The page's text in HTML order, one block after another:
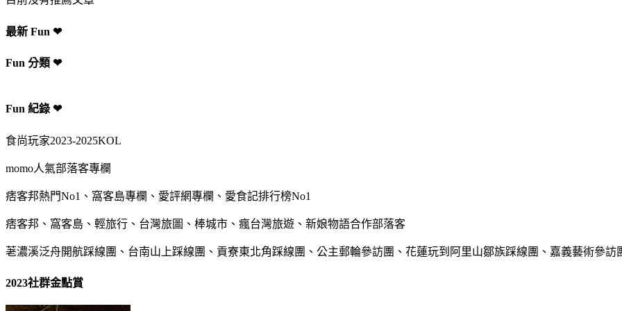
最新 Fun ❤
Fun 分類 ❤
Fun 紀錄 ❤
食尚玩家2023-2025KOL
momo人氣部落客專欄
痞客邦熱門No1、窩客島專欄、愛評網專欄、愛食記排行榜No1
痞客邦、窩客島、輕旅行、台灣旅圖、棒城市、瘋台灣旅遊、新娘物語合作部落客
荖濃溪泛舟開航踩線團、台南山上踩線團、貢寮東北角踩線團、公主郵輪參訪團、花蓮玩到阿里山鄒族踩線團、嘉義藝術參訪
2023社群金點賞